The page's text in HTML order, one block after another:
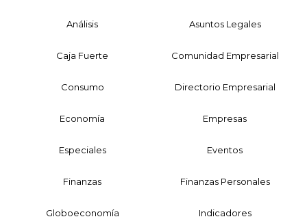
Análisis Asuntos Legales
Caja Fuerte Comunidad Empresarial
Consumo Directorio Empresarial
Economía Empresas
Especiales Eventos
Finanzas Finanzas Personales
Globoeconomía Indicadores